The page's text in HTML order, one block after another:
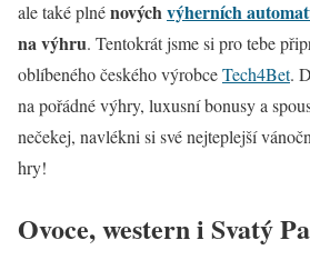
ale také plnénovýchvýherních
na výhru. Tentokrát jsme si pro tebe
oblíbeného českého výrobceTech4Bet.
na pořádné výhry, luxusní bonusy a
nečekej, navlékni si své nejteplejší
hry!
Ovoce, western i Svatý